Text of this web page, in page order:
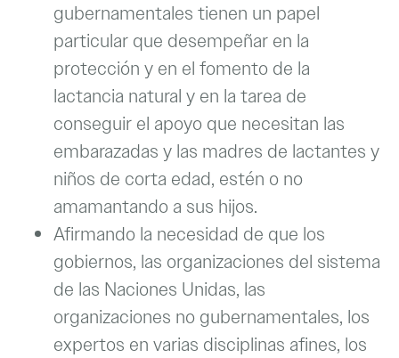
gubernamentales tienen un papel
particular que desempeñar en la
protección y en el fomento de la
lactancia natural y en la tarea de
conseguir el apoyo que necesitan las
embarazadas y las madres de lactantes y
niños de corta edad, estén o no
amamantando a sus hijos.
Afirmando la necesidad de que los
gobiernos, las organizaciones del sistema
de las Naciones Unidas, las
organizaciones no gubernamentales, los
expertos en varias disciplinas afines, los